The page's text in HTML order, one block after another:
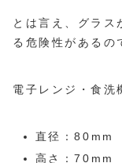
とは言え、グラス
る危険性があるの
電子レンジ・食洗
直径：80mm
高さ：70mm